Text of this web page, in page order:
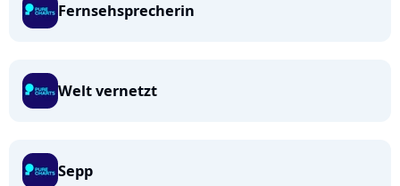
Fernsehsprecherin
Welt vernetzt
Sepp